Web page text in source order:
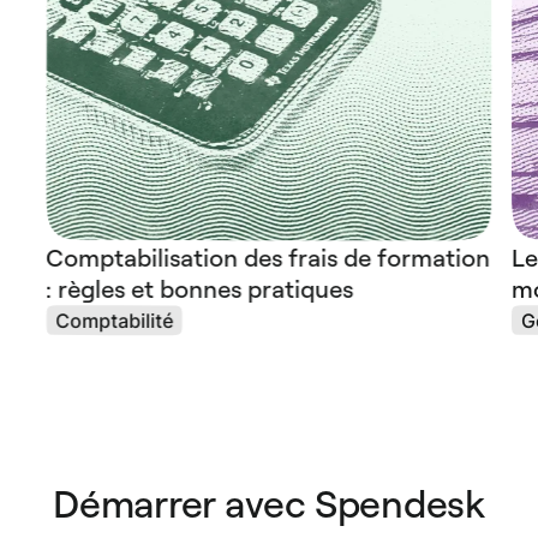
Comptabilisation des frais de formation
: règles et bonnes pratiques
Comptabilité
Démarrer avec Spendesk